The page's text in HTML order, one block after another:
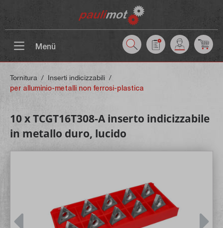
Menü
Tornitura / Inserti indicizzabili /
per alluminio-metalli non ferrosi-plastica
10 x TCGT16T308-A inserto indicizzabile
in metallo duro, lucido